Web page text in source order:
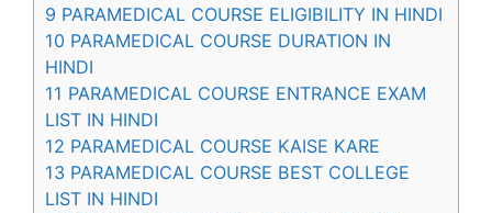
9 PARAMEDICAL COURSE ELIGIBILITY IN HINDI
10 PARAMEDICAL COURSE DURATION IN
HINDI
11 PARAMEDICAL COURSE ENTRANCE EXAM
LIST IN HINDI
12 PARAMEDICAL COURSE KAISE KARE
13 PARAMEDICAL COURSE BEST COLLEGE
LIST IN HINDI